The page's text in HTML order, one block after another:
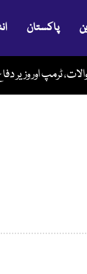
پاکستان
ٹرمپ اور